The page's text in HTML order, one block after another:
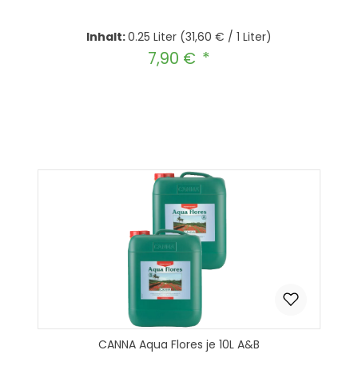
Inhalt:0.25 Liter (31,60 € / 1 Liter)
Regulärer Preis:
7,90 €
CANNA Aqua Flores je 10L A&B